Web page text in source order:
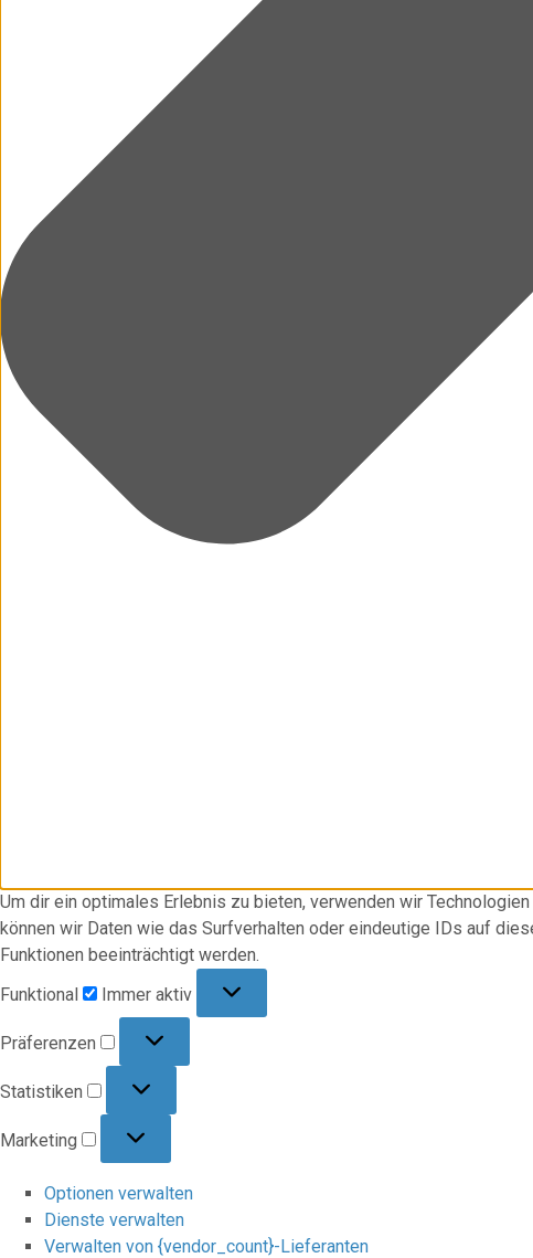
Um dir ein optimales Erlebnis zu bieten, verwenden wir
können wir Daten wie das Surfverhalten oder eindeutige IDs auf
Funktionen beeinträchtigt werden.
Funktional
Immer aktiv
Präferenzen
Statistiken
Marketing
Optionen verwalten
Dienste verwalten
Verwalten von {vendor_count}-Lieferanten